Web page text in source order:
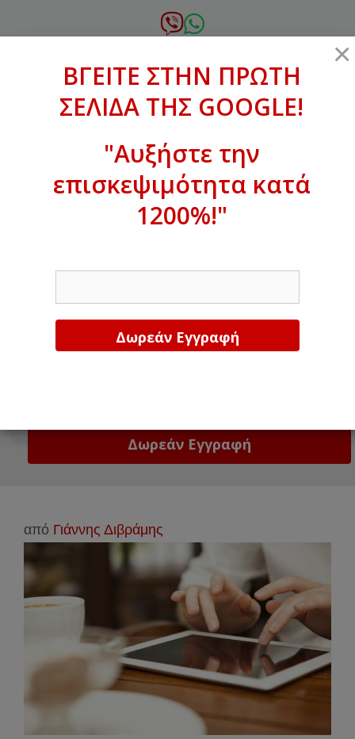
σε
xanthogenous@gmail.com
ΒΓΕΙΤΕ ΣΤΗΝ ΠΡΩΤΗ ΣΕΛΙΔΑ ΤΗΣ
GOOGLE!
από Γιάννης Διβράμης
×
ΒΓΕΙΤΕ ΣΤΗΝ ΠΡΩΤΗ
ΣΕΛΙΔΑ ΤΗΣ GOOGLE!
"Αυξήστε την
επισκεψιμότητα κατά
1200%!"